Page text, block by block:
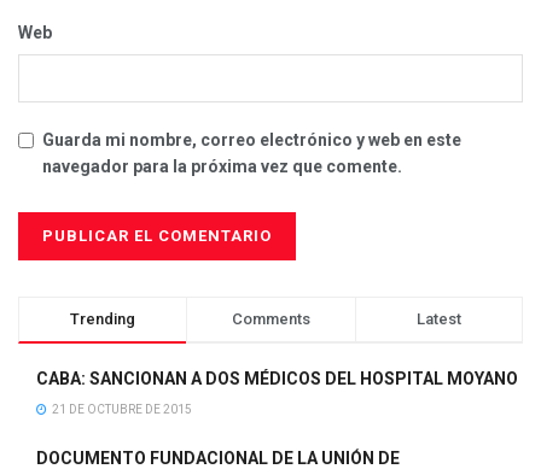
Web
Guarda mi nombre, correo electrónico y web en este
navegador para la próxima vez que comente.
Trending Comments Latest
CABA: SANCIONAN A DOS MÉDICOS DEL HOSPITAL MOYANO
21 DE OCTUBRE DE 2015
DOCUMENTO FUNDACIONAL DE LA UNIÓN DE